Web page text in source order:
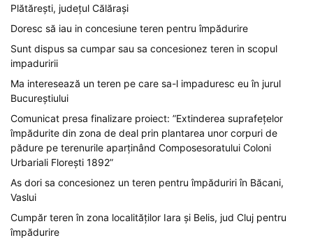
Plătărești, județul Călărași
Doresc să iau in concesiune teren pentru împădurire
Sunt dispus sa cumpar sau sa concesionez teren in scopul
impaduririi
Ma interesează un teren pe care sa-l impaduresc eu în jurul
Bucureștiului
Comunicat presa finalizare proiect: ”Extinderea suprafețelor
împădurite din zona de deal prin plantarea unor corpuri de
pădure pe terenurile aparținând Composesoratului Coloni
Urbariali Florești 1892”
As dori sa concesionez un teren pentru împăduriri în Băcani,
Vaslui
Cumpăr teren în zona localităților Iara și Belis, jud Cluj pentru
împădurire